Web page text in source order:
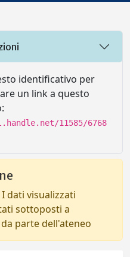
identificativo per
un link a questo
11585/6768
dati visualizzati
sottoposti a
parte dell'ateneo